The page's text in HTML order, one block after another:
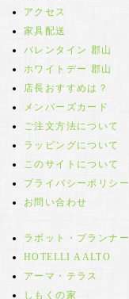
アクセス
家具配送
バレンタイン 郡山
ホワイトデー 郡山
店長おすすめは？
メンバーズカード
ご注文方法について
ラッピングについて
このサイトについて
プライバシーポリシー
お問い合わせ
ラボット・プランナー
HOTELLI AALTO
アーマ・テラス
しもくの家